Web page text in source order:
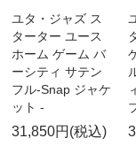
ユタ・ジャズ ス
ターター ユース
ホーム ゲーム バ
ーシティ サテン
フル-Snap ジャケ
ット -
31,850円(税込)